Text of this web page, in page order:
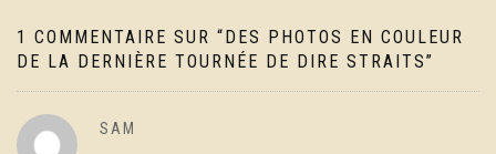
1 COMMENTAIRE SUR “DES PHOTOS EN COULEUR
DE LA DERNIÈRE TOURNÉE DE DIRE STRAITS”
SAM